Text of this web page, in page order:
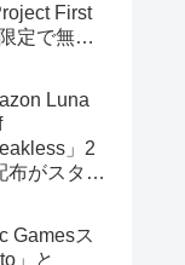
First
定で無料
Luna
」2
布がスター
Gamesス
」と